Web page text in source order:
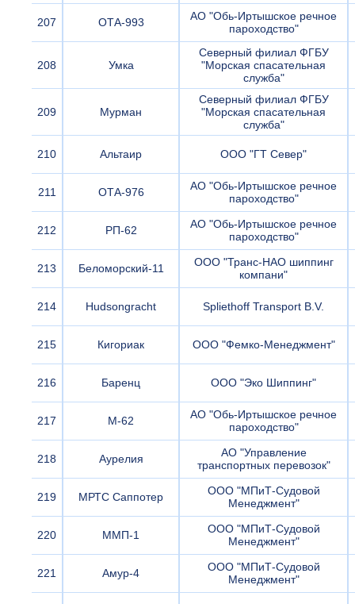
207 ОТА-993
АО "Обь-Иртышское речное
пароходство"
208 Умка
Северный филиал ФГБУ
"Морская спасательная
служба"
209 Мурман
Северный филиал ФГБУ
"Морская спасательная
служба"
210 Альтаир ООО "ГТ Север"
211 ОТА-976
АО "Обь-Иртышское речное
пароходство"
212 РП-62
АО "Обь-Иртышское речное
пароходство"
213 Беломорский-11
ООО "Транс-НАО шиппинг
компани"
214 Hudsongracht Spliethoff Transport B.V.
215 Кигориак ООО "Фемко-Менеджмент"
216 Баренц ООО "Эко Шиппинг"
217 М-62
АО "Обь-Иртышское речное
пароходство"
218 Аурелия
АО "Управление
транспортных перевозок"
219 МРТС Саппотер
ООО "МПиТ-Судовой
Менеджмент"
220 ММП-1
ООО "МПиТ-Судовой
Менеджмент"
221 Амур-4
ООО "МПиТ-Судовой
Менеджмент"